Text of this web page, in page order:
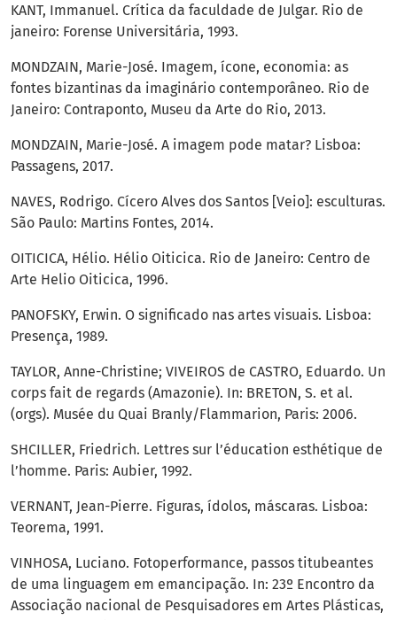
KANT, Immanuel. Crítica da faculdade de Julgar. Rio de
janeiro: Forense Universitária, 1993.
MONDZAIN, Marie-José. Imagem, ícone, economia: as
fontes bizantinas da imaginário contemporâneo. Rio de
Janeiro: Contraponto, Museu da Arte do Rio, 2013.
MONDZAIN, Marie-José. A imagem pode matar? Lisboa:
Passagens, 2017.
NAVES, Rodrigo. Cícero Alves dos Santos [Veio]: esculturas.
São Paulo: Martins Fontes, 2014.
OITICICA, Hélio. Hélio Oiticica. Rio de Janeiro: Centro de
Arte Helio Oiticica, 1996.
PANOFSKY, Erwin. O significado nas artes visuais. Lisboa:
Presença, 1989.
TAYLOR, Anne-Christine; VIVEIROS de CASTRO, Eduardo. Un
corps fait de regards (Amazonie). In: BRETON, S. et al.
(orgs). Musée du Quai Branly/Flammarion, Paris: 2006.
SHCILLER, Friedrich. Lettres sur l’éducation esthétique de
l’homme. Paris: Aubier, 1992.
VERNANT, Jean-Pierre. Figuras, ídolos, máscaras. Lisboa:
Teorema, 1991.
VINHOSA, Luciano. Fotoperformance, passos titubeantes
de uma linguagem em emancipação. In: 23º Encontro da
Associação nacional de Pesquisadores em Artes Plásticas,